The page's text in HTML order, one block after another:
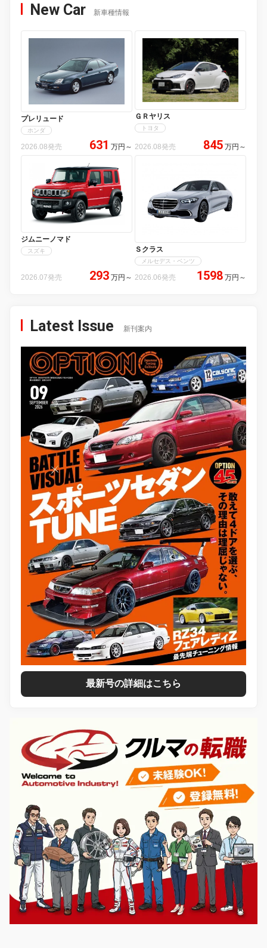
New Car 新車種情報
プレリュード
ホンダ
2026.08発売 631 万円 ～
ＧＲヤリス
トヨタ
2026.08発売 845 万円 ～
ジムニーノマド
スズキ
2026.07発売 293 万円 ～
Ｓクラス
メルセデス・ベンツ
2026.06発売 1598 万円 ～
Latest Issue 新刊案内
最新号の詳細はこちら